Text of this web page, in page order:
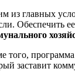
из главных
Обеспечить
того,
заставит